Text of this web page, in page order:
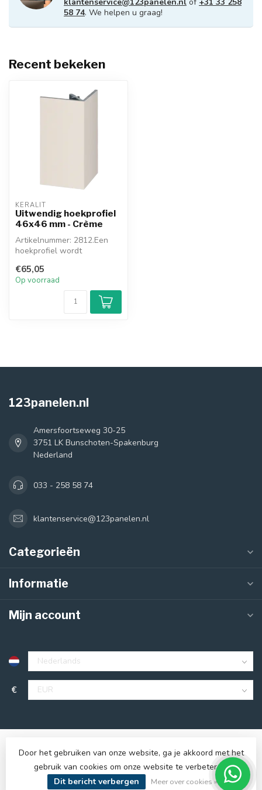
58 74. We helpen u graag!
Recent bekeken
KERALIT
Uitwendig hoekprofiel
46x46 mm - Crème
Artikelnummer: 2812.Een
hoekprofiel wordt
om gaat. Dit ...
€65,05
Op voorraad
123panelen.nl
Amersfoortseweg 30-25
3751 LK Bunschoten-Spakenburg
Nederland
033 - 258 58 74
klantenservice@123panelen.nl
Categorieën
Informatie
Mijn account
€
© Copyright 2026 123panelen.nl
Door het gebruiken van onze website, ga je akkoord met het
gebruik van cookies om onze website te verbeteren.
Dit bericht verbergen
Meer over cookies »